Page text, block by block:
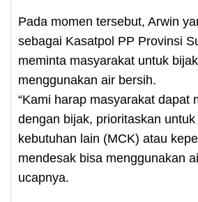
Pada momen tersebut, Arwin
sebagai Kasatpol PP Provinsi
meminta masyarakat untuk
menggunakan air bersih.
“Kami harap masyarakat dapat
dengan bijak, prioritaskan
kebutuhan lain (MCK) atau
mendesak bisa menggunakan
ucapnya.